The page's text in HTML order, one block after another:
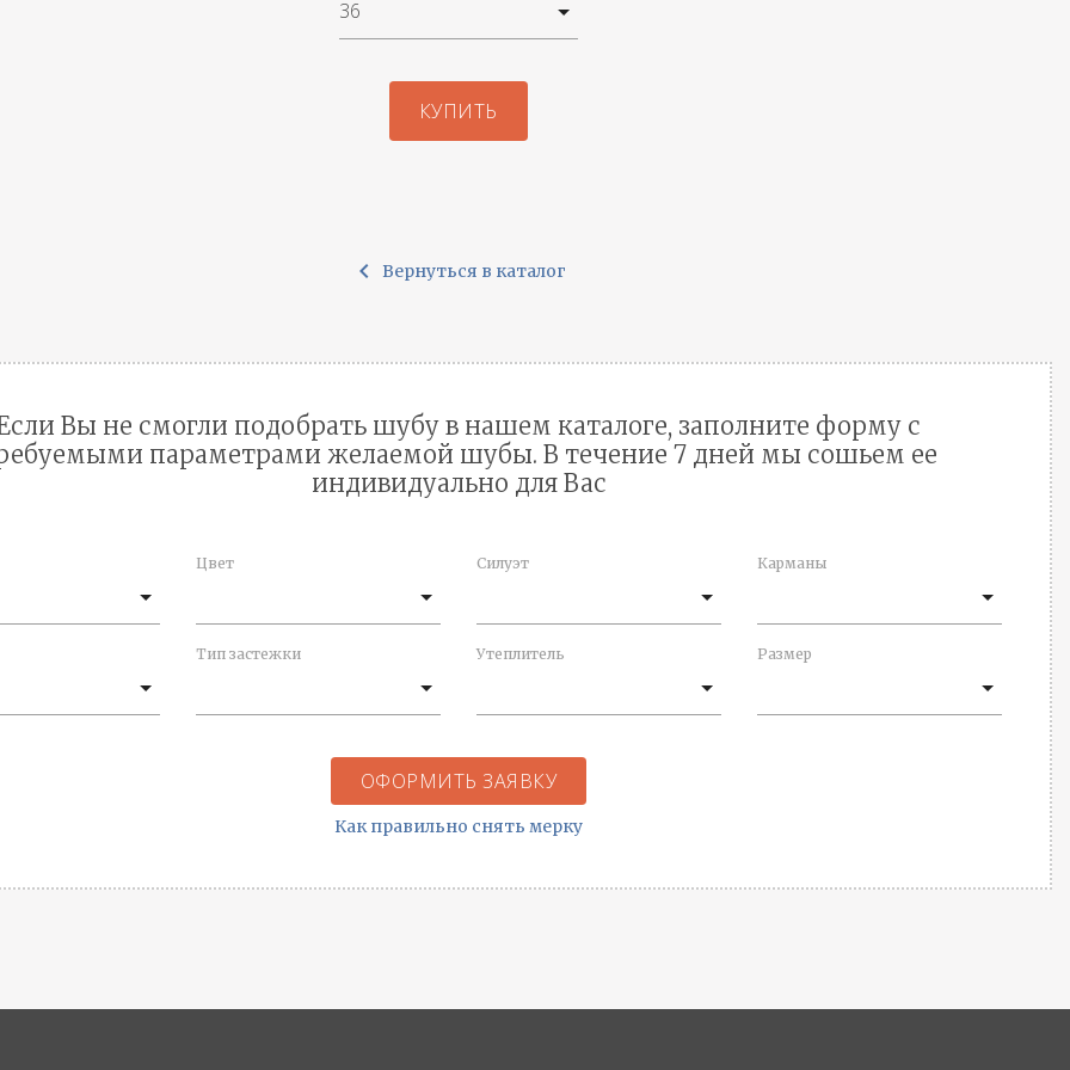
КУПИТЬ
chevron_left Вернуться в каталог
Вы не смогли подобрать шубу в нашем каталоге, заполните форму с
параметрами желаемой шубы. В течение 7 дней мы сошьем ее
индивидуально для Вас
Цвет Силуэт Карманы
Тип застежки Утеплитель Размер
ОФОРМИТЬ ЗАЯВКУ
Как правильно снять мерку